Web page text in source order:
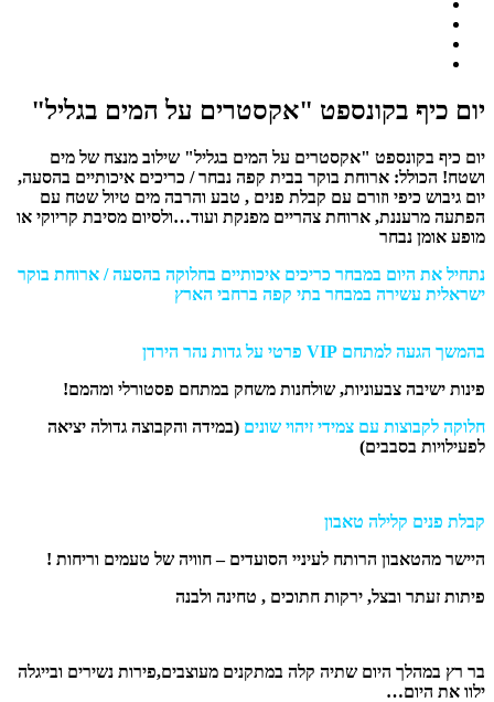
יום כיף בקונספט "אקסטרים על המים בגליל"
יום כיף בקונספט "אקסטרים על המים בגליל" שילוב מנצח של מים
ושטח! הכולל: ארוחת בוקר בבית קפה נבחר / כריכים איכותיים בהסעה,
יום גיבוש כיפי וזורם עם קבלת פנים , טבע והרבה מים טיול שטח עם
הפתעה מרעננת, ארוחת צהריים מפנקת ועוד…ולסיום מסיבת קריוקי או
מופע אומן נבחר
נתחיל את היום במבחר כריכים איכותיים בחלוקה בהסעה / ארוחת בוקר
ישראלית עשירה במבחר בתי קפה ברחבי הארץ
בהמשך הגעה למתחם VIP פרטי על גדות נהר הירדן
פינות ישיבה צבעוניות, שולחנות משחק במתחם פסטורלי ומהמם!
חלוקה לקבוצות עם צמידי זיהוי שונים (במידה והקבוצה גדולה יציאה
לפעילויות בסבבים)
קבלת פנים קלילה טאבון
היישר מהטאבון הרותח לעיניי הסועדים – חוויה של טעמים וריחות !
פיתות זעתר ובצל, ירקות חתוכים , טחינה ולבנה
בר רץ במהלך היום שתיה קלה במתקנים מעוצבים,פירות נשירים ובייגלה
ילוו את היום…